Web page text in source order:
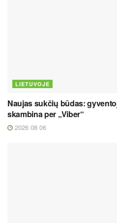
LIETUVOJE
Naujas sukčių būdas:
skambina per „Viber“
2026 08 06